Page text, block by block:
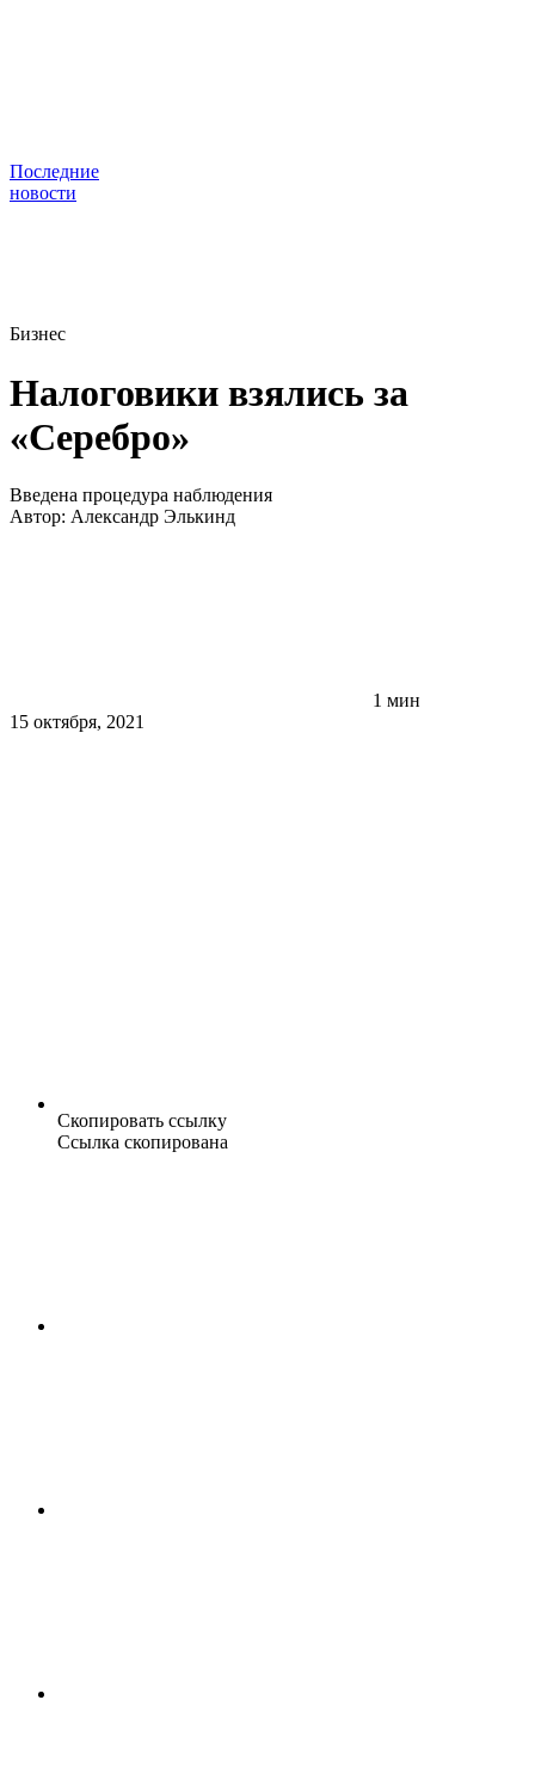
Последние
новости
Бизнес
Налоговики взялись за
«Серебро»
Введена процедура наблюдения
Автор: Александр Элькинд
1 мин
15 октября, 2021
Скопировать ссылку
Ссылка скопирована